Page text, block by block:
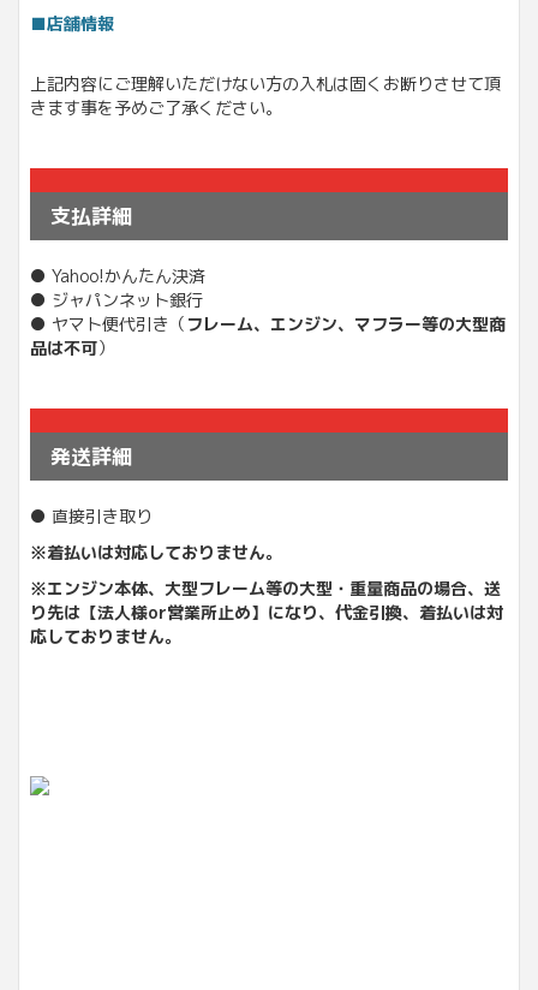
■店舗情報
上記内容にご理解いただけない方の入札は固くお断りさせて頂
きます事を予めご了承ください。
支払詳細
● Yahoo!かんたん決済
● ジャパンネット銀行
● ヤマト便代引き（ フレーム、エンジン、マフラー等の大型商
品は不可）
発送詳細
● 直接引き取り
※着払いは対応しておりません。
※エンジン本体、大型フレーム等の大型・重量商品の場合、送
り先は【法人様or営業所止め】になり、 代金引換、着払いは対
応しておりません。